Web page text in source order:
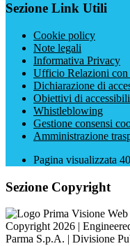
Sezione Link Utili
Cookie policy
Note legali
Informativa Privacy
Ufficio Relazioni
Dichiarazione di
Obiettivi di
Whistleblowing
Gestione consensi
Amministrazione
Pagina visualizzata
Sezione Copyright
Copyright 2026 |
Parma S.p.A. | Divisione